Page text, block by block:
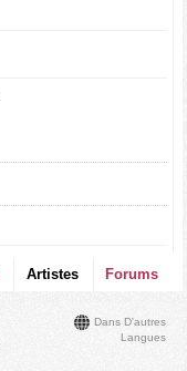
Artistes Forums
Dans D'autres
Langues